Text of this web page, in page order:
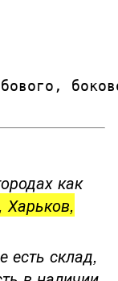
как
Харьков,
есть склад,